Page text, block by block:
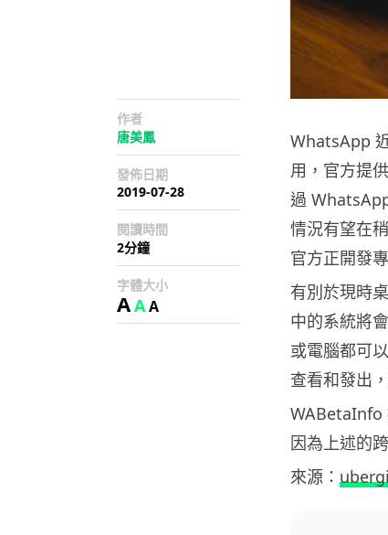
作者
唐美鳳
發佈日期
2019-07-28
閱讀時間
2分鐘
字體大小
AAA
WhatsApp
用，官方提
過
情況有望在
官方正開發
有別於現時
中的系統將
或電腦都可
查看和發出
WABetaInfo
因為上述的
來源：